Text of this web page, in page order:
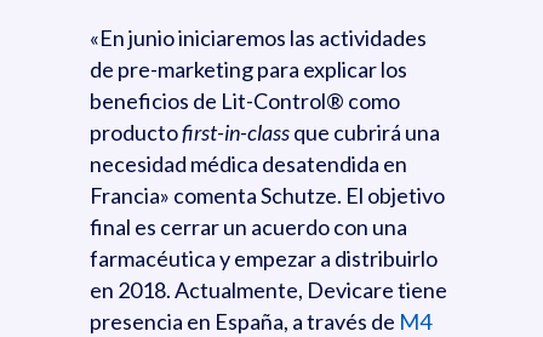
«En junio iniciaremos las actividades
de pre-marketing para explicar los
beneficios de Lit-Control® como
productofirst-in-classque cubrirá una
necesidad médica desatendida en
Francia» comenta Schutze. El objetivo
final es cerrar un acuerdo con una
farmacéutica y empezar a distribuirlo
en 2018. Actualmente, Devicare tiene
presencia en España, a través de M4